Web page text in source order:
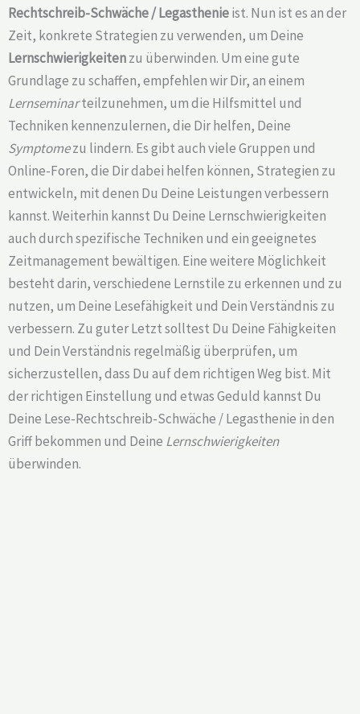
Rechtschreib-Schwäche /Legasthenieist. Nun ist es an der
Zeit, konkrete Strategien zu verwenden, um Deine
Lernschwierigkeitenzu überwinden. Um eine gute
Grundlage zu schaffen, empfehlen wir Dir, an einem
Lernseminarteilzunehmen, um die Hilfsmittel und
Techniken kennenzulernen, die Dir helfen, Deine
Symptomezu lindern. Es gibt auch viele Gruppen und
Online-Foren, die Dir dabei helfen können, Strategien zu
entwickeln, mit denen Du Deine Leistungen verbessern
kannst. Weiterhin kannst Du Deine Lernschwierigkeiten
auch durch spezifische Techniken und ein geeignetes
Zeitmanagement bewältigen. Eine weitere Möglichkeit
besteht darin, verschiedene Lernstile zu erkennen und zu
nutzen, um Deine Lesefähigkeit und Dein Verständnis zu
verbessern. Zu guter Letzt solltest Du Deine Fähigkeiten
und Dein Verständnis regelmäßig überprüfen, um
sicherzustellen, dass Du auf dem richtigen Weg bist. Mit
der richtigen Einstellung und etwas Geduld kannst Du
Deine Lese-Rechtschreib-Schwäche / Legasthenie in den
Griff bekommen und Deine Lernschwierigkeiten
überwinden.